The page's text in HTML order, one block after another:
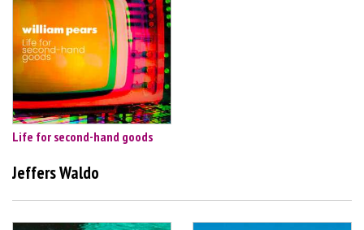
Life for second-hand goods
Jeffers Waldo